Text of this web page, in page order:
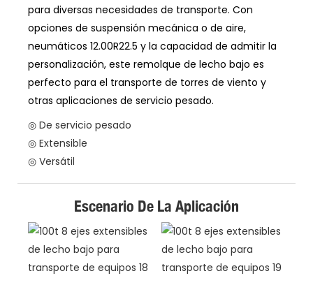
para diversas necesidades de transporte. Con
opciones de suspensión mecánica o de aire,
neumáticos 12.00R22.5 y la capacidad de admitir la
personalización, este remolque de lecho bajo es
perfecto para el transporte de torres de viento y
otras aplicaciones de servicio pesado.
◎ De servicio pesado
◎ Extensible
◎ Versátil
Escenario De La Aplicación